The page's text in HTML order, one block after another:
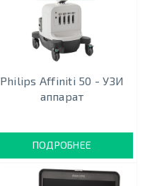
Philips Affiniti 50 - УЗИ
аппарат
ПОДРОБНЕЕ